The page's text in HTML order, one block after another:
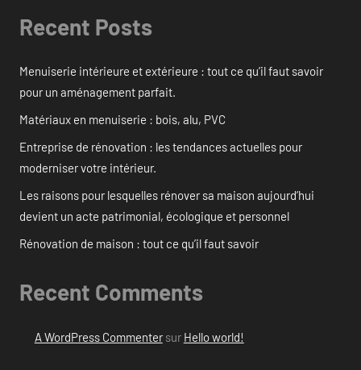
Recent Posts
Menuiserie intérieure et extérieure : tout ce qu’il faut savoir
pour un aménagement parfait.
Matériaux en menuiserie : bois, alu, PVC
Entreprise de rénovation : les tendances actuelles pour
moderniser votre intérieur.
Les raisons pour lesquelles rénover sa maison aujourd’hui
devient un acte patrimonial, écologique et personnel
Rénovation de maison : tout ce qu’il faut savoir
Recent Comments
A WordPress Commentersur Hello world!